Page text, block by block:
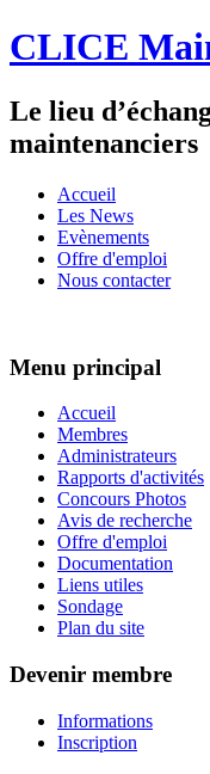
CLICE
Le lieu
maintenanciers
Accueil
Les News
Evènements
Offre d'emploi
Nous contacter
Menu principal
Accueil
Membres
Administrateurs
Rapports d'activités
Concours Photos
Avis de recherche
Offre d'emploi
Documentation
Liens utiles
Sondage
Plan du site
Devenir membre
Informations
Inscription